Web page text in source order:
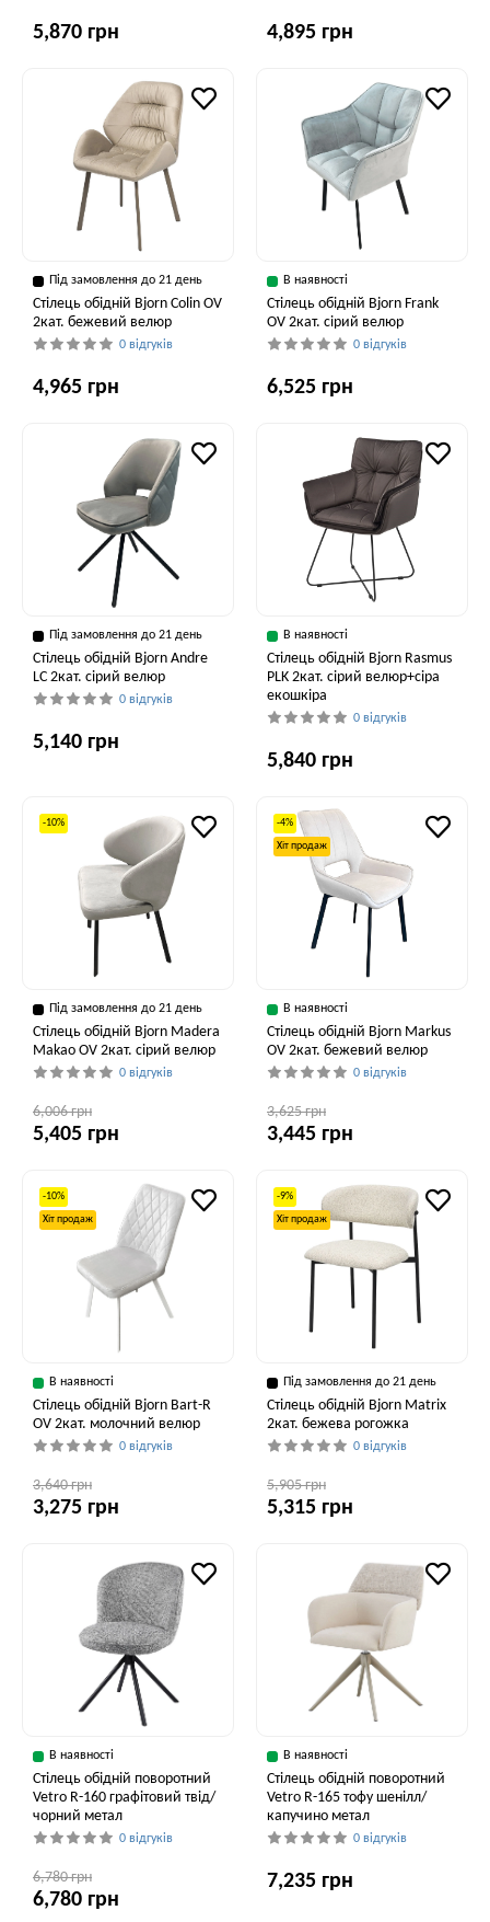
5,870 грн 4,895 грн
Під замовлення до 21 день
Стілець обідній Bjorn Colin OV
2кат. бежевий велюр
0 відгуків
4,965 грн
В наявності
Стілець обідній Bjorn Frank
OV 2кат. сірий велюр
0 відгуків
6,525 грн
Під замовлення до 21 день
Стілець обідній Bjorn Andre
LC 2кат. сірий велюр
0 відгуків
5,140 грн
В наявності
Стілець обідній Bjorn Rasmus
PLK 2кат. сірий велюр+сіра
екошкіра
0 відгуків
5,840 грн
-10%
Під замовлення до 21 день
Стілець обідній Bjorn Madera
Makao OV 2кат. сірий велюр
0 відгуків
6,006 грн
5,405 грн
-4%
Хіт продаж
В наявності
Стілець обідній Bjorn Markus
OV 2кат. бежевий велюр
0 відгуків
3,625 грн
3,445 грн
-10%
Хіт продаж
В наявності
Стілець обідній Bjorn Bart-R
OV 2кат. молочний велюр
0 відгуків
3,640 грн
3,275 грн
-9%
Хіт продаж
Під замовлення до 21 день
Стілець обідній Bjorn Matrix
2кат. бежева рогожка
0 відгуків
5,905 грн
5,315 грн
В наявності
Стілець обідній поворотний
Vetro R-160 графітовий твід/
чорний метал
0 відгуків
6,780 грн
6,780 грн
В наявності
Стілець обідній поворотний
Vetro R-165 тофу шенілл/
капучино метал
0 відгуків
7,235 грн